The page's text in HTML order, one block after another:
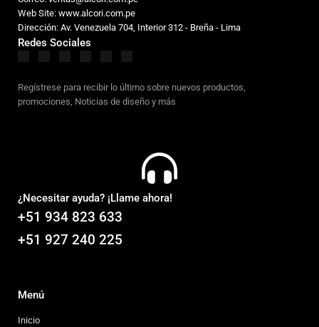
Web Site: www.alcori.com.pe
Dirección: Av. Venezuela 704, Interior 312 - Breña - Lima
Redes Sociales
Regístrese para recibir lo último sobre nuevos productos,
promociones, Noticias de diseño y más
¿Necesitar ayuda? ¡Llame ahora!
+51 934 823 633
+51 927 240 225
Menú
Inicio